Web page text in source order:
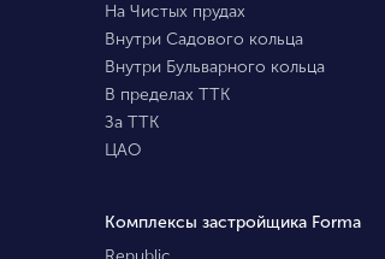
На Чистых прудах
Внутри Садового кольца
Внутри Бульварного кольца
В пределах ТТК
За ТТК
ЦАО
Комплексы застройщика Forma